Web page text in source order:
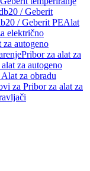
/ Geberit
/ Geberit PEAlat
električno
za autogeno
Pribor za alat za
za autogeno
za obradu
za Pribor za alat za